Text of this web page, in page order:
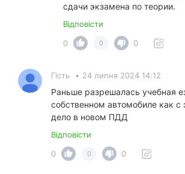
сдачи экзамена по теории.
Відповісти
0
0 0
Гість • 24 липня 2024 14:12
Раньше разрешалась учебная
собственном автомобиле как с
дело в новом ПДД
Відповісти
0
0 0